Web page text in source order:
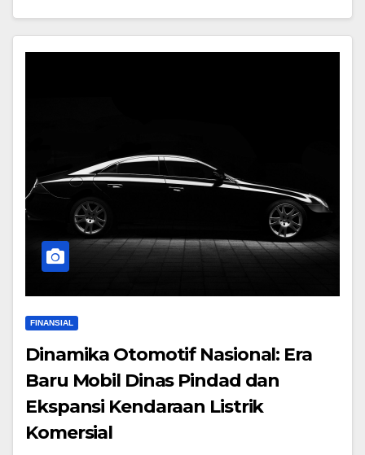
FINANSIAL
Dinamika Otomotif Nasional: Era
Baru Mobil Dinas Pindad dan
Ekspansi Kendaraan Listrik
Komersial